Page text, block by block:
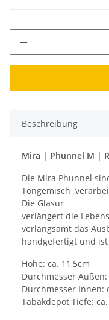
Beschreibung
Mira | Phunnel M |
Die Mira Phunnel
Tongemisch
Die Glasur
verlängert die
verlangsamt das
handgefertigt und
Höhe: ca. 11,5cm
Durchmesser Außen:
Durchmesser Innen:
Tabakdepot Tiefe: